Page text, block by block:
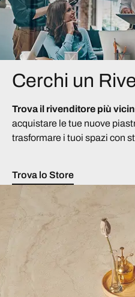
Cerchi un
Trova il rivenditore più
acquistare le tue nuove
trasformare i tuoi spazi con
Trova lo Store